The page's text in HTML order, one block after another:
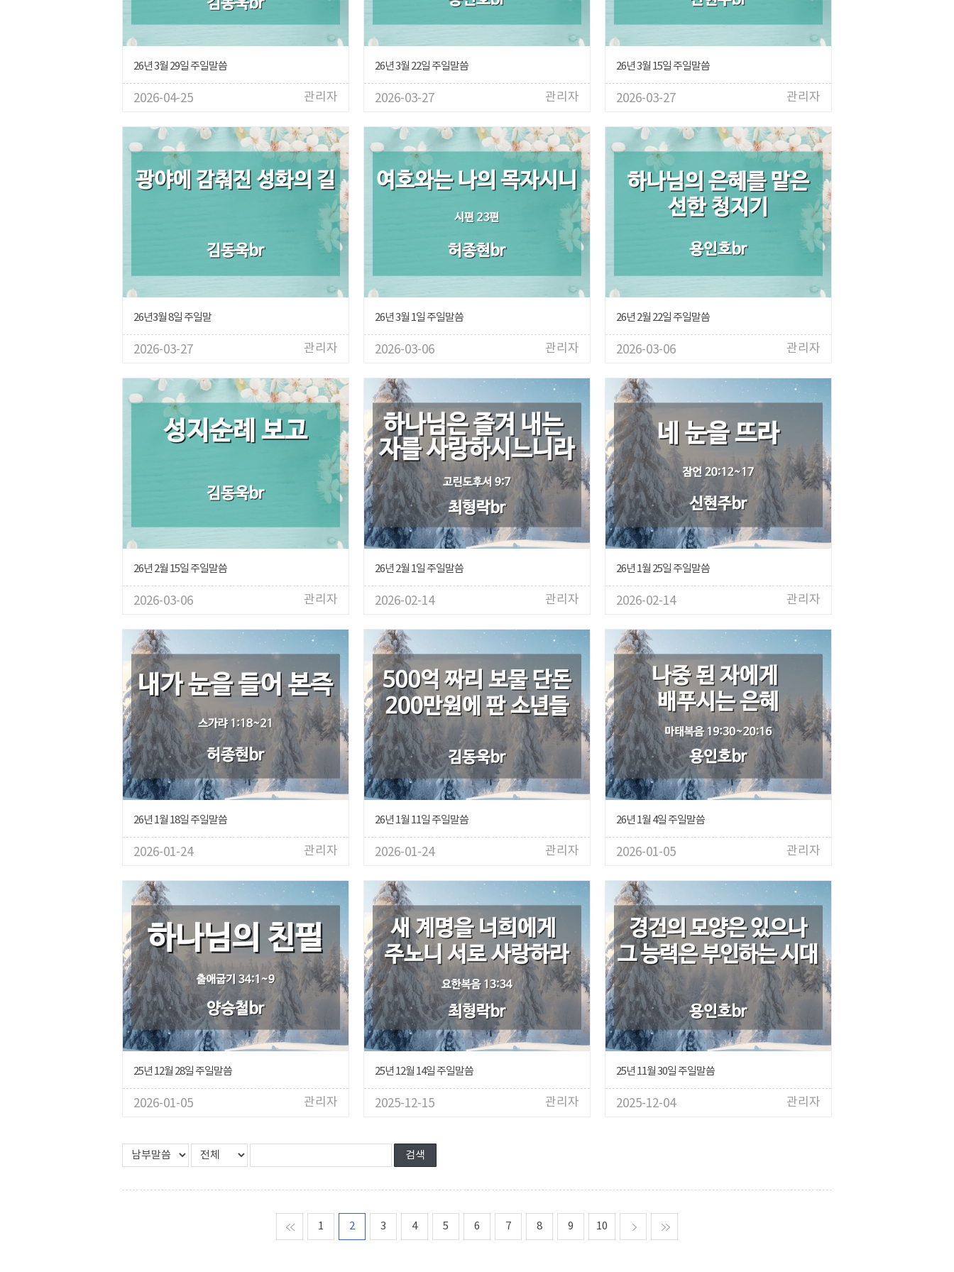
26년 3월 29일 주일말씀
2026-04-25 관리자
26년 3월 22일 주일말씀
2026-03-27 관리자
26년 3월 15일 주일말씀
2026-03-27 관리자
26년3월 8일 주일말
2026-03-27 관리자
26년 3월 1일 주일말씀
2026-03-06 관리자
26년 2월 22일 주일말씀
2026-03-06 관리자
26년 2월 15일 주일말씀
2026-03-06 관리자
26년 2월 1일 주일말씀
2026-02-14 관리자
26년 1월 25일 주일말씀
2026-02-14 관리자
26년 1월 18일 주일말씀
2026-01-24 관리자
26년 1월 11일 주일말씀
2026-01-24 관리자
26년 1월 4일 주일말씀
2026-01-05 관리자
25년 12월 28일 주일말씀
2026-01-05 관리자
25년 12월 14일 주일말씀
2025-12-15 관리자
25년 11월 30일 주일말씀
2025-12-04 관리자
맨처음
1 2 3 4 5 6 7 8 9 10 다음